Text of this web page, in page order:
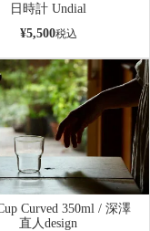
日時計 Undial
¥5,500税込
Curved 350ml / 深澤
直人design